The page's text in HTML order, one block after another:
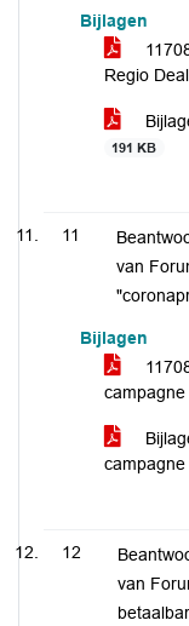
Bijlagen
Regio
191 KB
11
van
Bijlagen
12
van